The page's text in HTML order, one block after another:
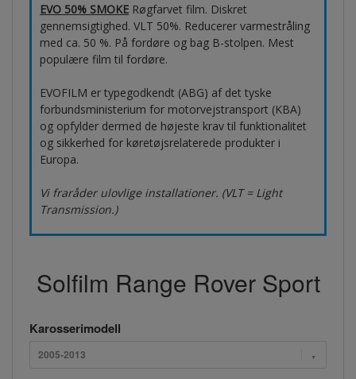
EVO 50% SMOKE Røgfarvet film. Diskret
gennemsigtighed. VLT 50%. Reducerer varmestråling
med ca. 50 %. På fordøre og bag B-stolpen. Mest
populære film til fordøre.
EVOFILM er typegodkendt (ABG) af det tyske
forbundsministerium for motorvejstransport (KBA)
og opfylder dermed de højeste krav til funktionalitet
og sikkerhed for køretøjsrelaterede produkter i
Europa.
Vi fraråder ulovlige installationer. (VLT = Light
Transmission.)
Solfilm Range Rover Sport
Karosserimodell
2005-2013